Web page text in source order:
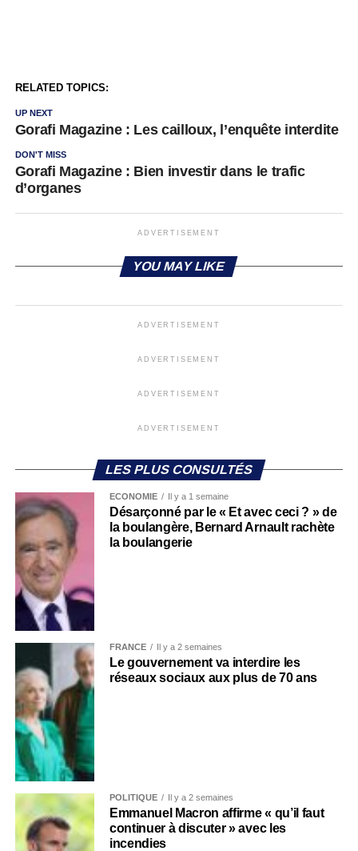
RELATED TOPICS:
UP NEXT
Gorafi Magazine : Les cailloux, l’enquête interdite
DON'T MISS
Gorafi Magazine : Bien investir dans le trafic
d’organes
ADVERTISEMENT
YOU MAY LIKE
ADVERTISEMENT
ADVERTISEMENT
ADVERTISEMENT
ADVERTISEMENT
LES PLUS CONSULTÉS
ECONOMIE Il y a 1 semaine
Désarçonné par le « Et avec ceci ? » de
la boulangère, Bernard Arnault rachète
la boulangerie
FRANCE Il y a 2 semaines
Le gouvernement va interdire les
réseaux sociaux aux plus de 70 ans
POLITIQUE Il y a 2 semaines
Emmanuel Macron affirme « qu’il faut
continuer à discuter » avec les
incendies